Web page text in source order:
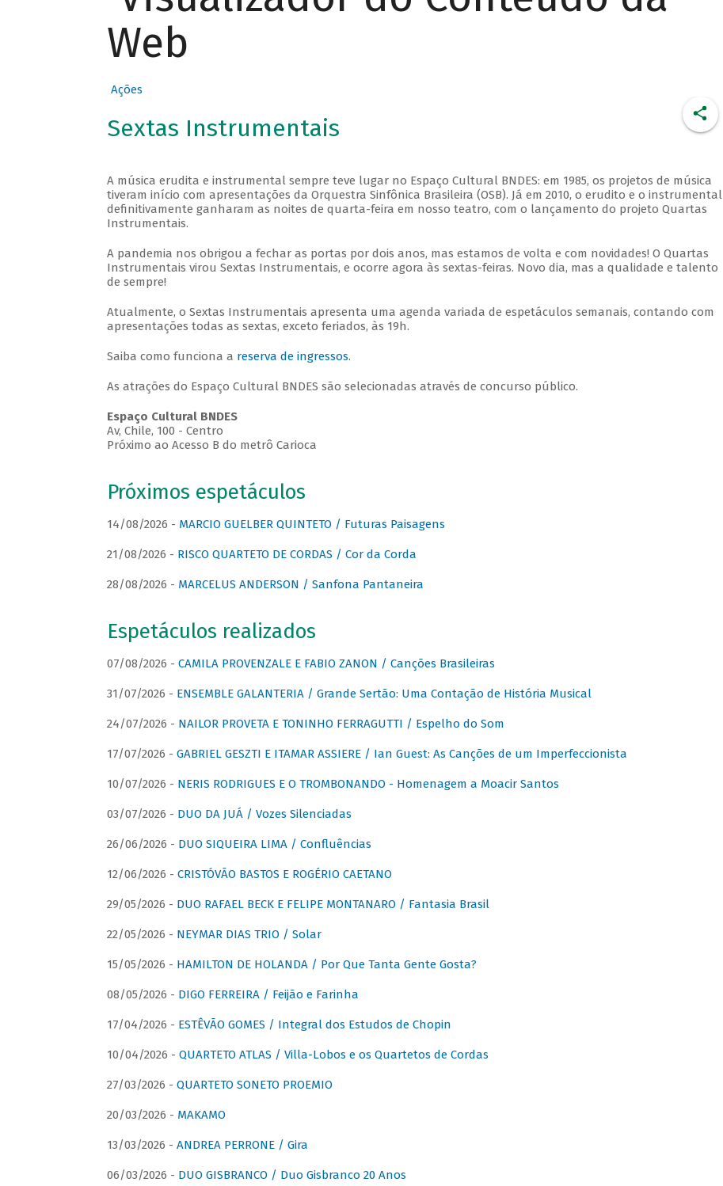
Web
Ações
Sextas Instrumentais
A música erudita e instrumental sempre teve lugar no Espaço Cultural BNDES: em 1985, os projetos de música
tiveram início com apresentações da Orquestra Sinfônica Brasileira (OSB). Já em 2010, o erudito e o instrumental
definitivamente ganharam as noites de quarta-feira em nosso teatro, com o lançamento do projeto Quartas
Instrumentais.
A pandemia nos obrigou a fechar as portas por dois anos, mas estamos de volta e com novidades! O Quartas
Instrumentais virou Sextas Instrumentais, e ocorre agora às sextas-feiras. Novo dia, mas a qualidade e talento
de sempre!
Atualmente, o Sextas Instrumentais apresenta uma agenda variada de espetáculos semanais, contando com
apresentações todas as sextas, exceto feriados, às 19h.
Saiba como funciona a reserva de ingressos.
As atrações do Espaço Cultural BNDES são selecionadas através de concurso público.
Espaço Cultural BNDES
Av, Chile, 100 - Centro
Próximo ao Acesso B do metrô Carioca
Próximos espetáculos
14/08/2026 - MARCIO GUELBER QUINTETO / Futuras Paisagens
21/08/2026 - RISCO QUARTETO DE CORDAS / Cor da Corda
28/08/2026 - MARCELUS ANDERSON / Sanfona Pantaneira
Espetáculos realizados
07/08/2026 - CAMILA PROVENZALE E FABIO ZANON / Canções Brasileiras
31/07/2026 - ENSEMBLE GALANTERIA / Grande Sertão: Uma Contação de História Musical
24/07/2026 - NAILOR PROVETA E TONINHO FERRAGUTTI / Espelho do Som
17/07/2026 - GABRIEL GESZTI E ITAMAR ASSIERE / Ian Guest: As Canções de um Imperfeccionista
10/07/2026 - NERIS RODRIGUES E O TROMBONANDO - Homenagem a Moacir Santos
03/07/2026 - DUO DA JUÁ / Vozes Silenciadas
26/06/2026 - DUO SIQUEIRA LIMA / Confluências
12/06/2026 - CRISTÓVÃO BASTOS E ROGÉRIO CAETANO
29/05/2026 - DUO RAFAEL BECK E FELIPE MONTANARO / Fantasia Brasil
22/05/2026 - NEYMAR DIAS TRIO / Solar
15/05/2026 - HAMILTON DE HOLANDA / Por Que Tanta Gente Gosta?
08/05/2026 - DIGO FERREIRA / Feijão e Farinha
17/04/2026 - ESTÊVÃO GOMES / Integral dos Estudos de Chopin
10/04/2026 - QUARTETO ATLAS / Villa-Lobos e os Quartetos de Cordas
27/03/2026 - QUARTETO SONETO PROEMIO
20/03/2026 - MAKAMO
13/03/2026 - ANDREA PERRONE / Gira
06/03/2026 - DUO GISBRANCO / Duo Gisbranco 20 Anos